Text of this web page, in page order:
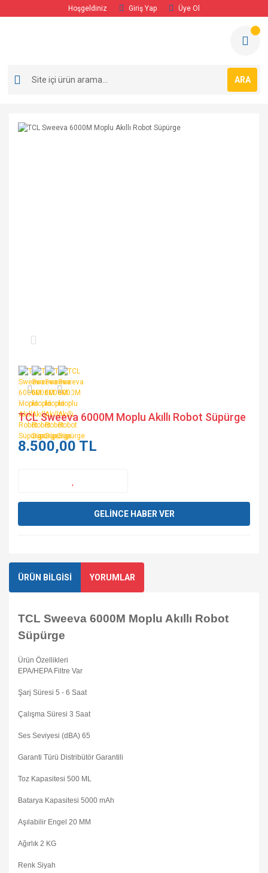
Hoşgeldiniz Giriş Yap Üye Ol
ARA
TCL Sweeva 6000M Moplu Akıllı Robot Süpürge
8.500,00 TL
GELİNCE HABER VER
ÜRÜN BİLGİSİ YORUMLAR
TCL Sweeva 6000M Moplu Akıllı Robot
Süpürge
Ürün Özellikleri
EPA/HEPA Filtre Var
Şarj Süresi 5 - 6 Saat
Çalışma Süresi 3 Saat
Ses Seviyesi (dBA) 65
Garanti Türü Distribütör Garantili
Toz Kapasitesi 500 ML
Batarya Kapasitesi 5000 mAh
Aşılabilir Engel 20 MM
Ağırlık 2 KG
Renk Siyah